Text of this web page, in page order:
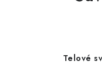
Telové